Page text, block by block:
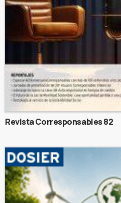
Revista Corresponsables 82